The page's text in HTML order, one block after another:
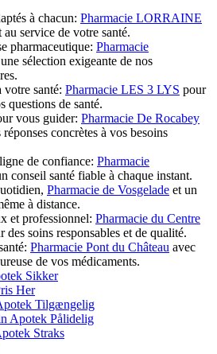
à chacun: Pharmacie LORRAINE
service de votre santé.
pharmaceutique: Pharmacie
sélection exigeante de nos
votre santé: Pharmacie LES 3 LYS pour
questions de santé.
vous guider: Pharmacie De Rocabey
réponses concrètes à vos besoins
de confiance: Pharmacie
conseil santé fiable à chaque instant.
Pharmacie de Vosgelade et un
à distance.
et professionnel: Pharmacie du Centre
des soins responsables et de qualité.
Pharmacie Pont du Château avec
de vos médicaments.
Sikker
Her
Tilgængelig
Apotek Pålidelig
Straks